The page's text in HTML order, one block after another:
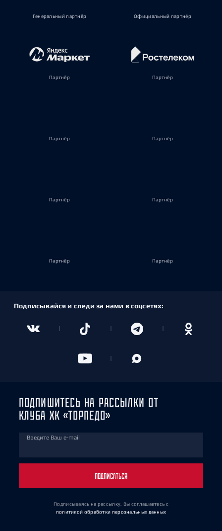
Генеральный партнёр Официальный партнёр
Партнёр Партнёр
Партнёр Партнёр
Партнёр Партнёр
Партнёр Партнёр
Подписывайся и следи за нами в соцсетях:
ПОДПИШИТЕСЬ НА РАССЫЛКИ ОТ
КЛУБА ХК «ТОРПЕДО»
Введите Ваш e-mail
ПОДПИСАТЬСЯ
Подписываясь на рассылку, Вы соглашаетесь с
политикой обработки персональных данных